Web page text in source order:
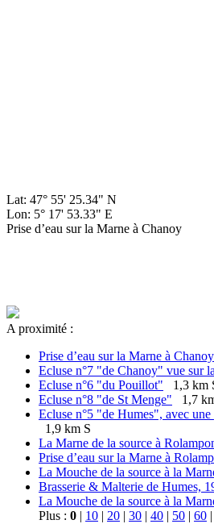
Lat: 47° 55' 25.34" N
Lon: 5° 17' 53.33" E
Prise d’eau sur la Marne à Chanoy
A proximité :
Prise d’eau sur la Marne à
Ecluse n°7 "de Chanoy" vue sur
Ecluse n°6 "du Pouillot" 1,3 km
Ecluse n°8 "de St Menge" 1,7
Ecluse n°5 "de Humes", avec une
1,9 km S
La Marne de la source à
Prise d’eau sur la Marne à
La Mouche de la source à la
Brasserie & Malterie de Humes,
La Mouche de la source à la
Plus : 0 | 10 | 20 | 30 | 40 | 50 | 60 |